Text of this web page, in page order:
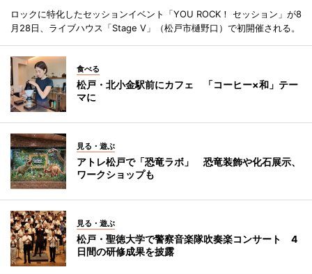
ロックに特化したセッションイベント「YOU ROCK！ セッション」が8
月28日、ライブハウス「Stage V」（松戸市樋野口）で初開催される。
食べる
松戸・北小金駅前にカフェ 「コーヒー×和」テー
マに
見る・遊ぶ
アトレ松戸で「恐竜ラボ」 恐竜装飾や化石展示、
ワークショップも
見る・遊ぶ
松戸・聖徳大学で警察音楽隊吹奏楽コンサート 4
日間の研修成果を披露